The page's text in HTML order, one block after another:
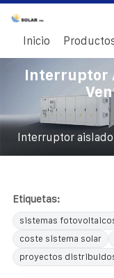
Inicio
Interruptor
Interruptor
Etiquetas:
sistemas
coste sistema solar
proyectos